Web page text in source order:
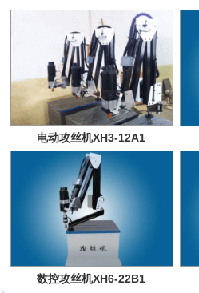
电动攻丝机XH3-12A1
数控攻丝机XH6-22B1